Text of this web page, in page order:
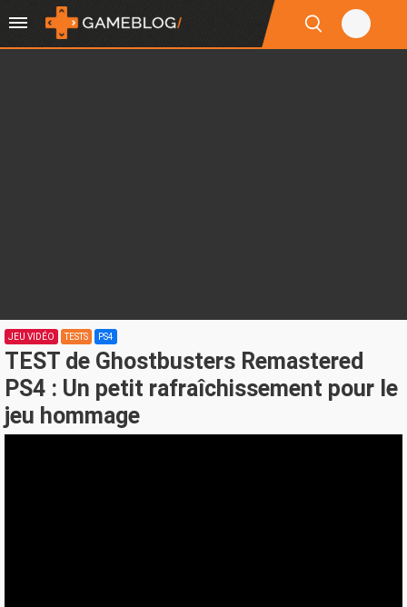
JEU VIDÉO TESTS PS4
TEST de Ghostbusters Remastered
PS4 : Un petit rafraîchissement pour le
jeu hommage